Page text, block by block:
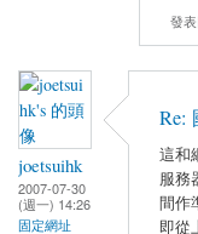
發
joetsuihk
2007-07-30
(週一) 14:26
固定網址
Re:
這和
服務
間作
即從